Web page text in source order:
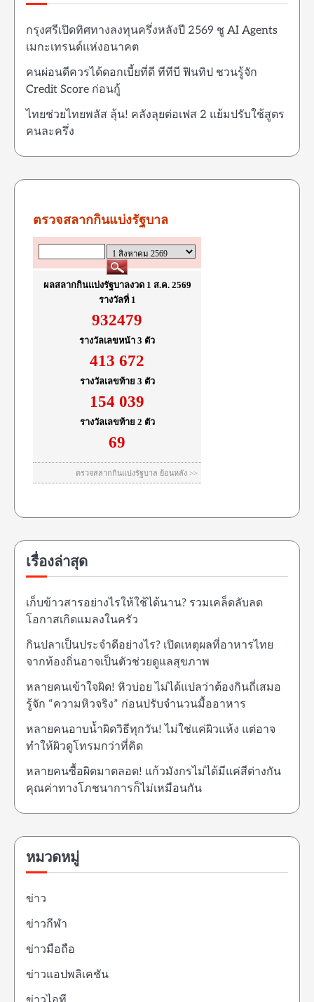
กรุงศรีเปิดทิศทางลงทุนครึ่งหลังปี 2569 ชู AI Agents
เมกะเทรนด์แห่งอนาคต
คนผ่อนดีควรได้ดอกเบี้ยที่ดี ทีทีบี ฟินทิป ชวนรู้จัก
Credit Score ก่อนกู้
ไทยช่วยไทยพลัส ลุ้น! คลังลุยต่อเฟส 2 แย้มปรับใช้สูตร
คนละครึ่ง
เรื่องล่าสุด
เก็บข้าวสารอย่างไรให้ใช้ได้นาน? รวมเคล็ดลับลด
โอกาสเกิดแมลงในครัว
กินปลาเป็นประจำดีอย่างไร? เปิดเหตุผลที่อาหารไทย
จากท้องถิ่นอาจเป็นตัวช่วยดูแลสุขภาพ
หลายคนเข้าใจผิด! หิวบ่อย ไม่ได้แปลว่าต้องกินถี่เสมอ
รู้จัก “ความหิวจริง” ก่อนปรับจำนวนมื้ออาหาร
หลายคนอาบน้ำผิดวิธีทุกวัน! ไม่ใช่แค่ผิวแห้ง แต่อาจ
ทำให้ผิวดูโทรมกว่าที่คิด
หลายคนซื้อผิดมาตลอด! แก้วมังกรไม่ได้มีแค่สีต่างกัน
คุณค่าทางโภชนาการก็ไม่เหมือนกัน
หมวดหมู่
ข่าว
ข่าวกีฬา
ข่าวมือถือ
ข่าวแอปพลิเคชัน